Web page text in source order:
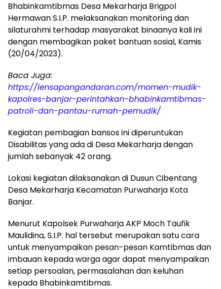
Bhabinkamtibmas Desa Mekarharja Brigpol
Hermawan S.I.P. melaksanakan monitoring dan
silaturahmi terhadap masyarakat binaanya kali ini
dengan membagikan paket bantuan sosial, Kamis
(20/04/2023).
Baca Juga:
https://lensapangandaran.com/momen-mudik-
kapolres-banjar-perintahkan-bhabinkamtibmas-
patroli-dan-pantau-rumah-pemudik/
Kegiatan pembagian bansos ini diperuntukan
Disabilitas yang ada di Desa Mekarharja dengan
jumlah sebanyak 42 orang.
Lokasi kegiatan dilaksanakan di Dusun Cibentang
Desa Mekarharja Kecamatan Purwaharja Kota
Banjar.
Menurut Kapolsek Purwaharja AKP Moch Taufik
Maulidina, S.I.P. hal tersebut merupakan satu cara
untuk menyampaikan pesan-pesan Kamtibmas dan
imbauan kepada warga agar dapat menyampaikan
setiap persoalan, permasalahan dan keluhan
kepada Bhabinkamtibmas.